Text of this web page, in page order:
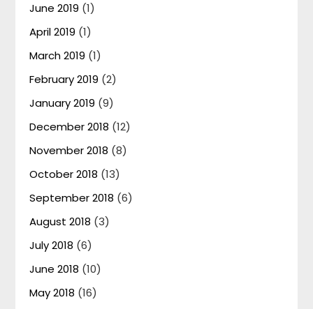
June 2019 (1)
April 2019 (1)
March 2019 (1)
February 2019 (2)
January 2019 (9)
December 2018 (12)
November 2018 (8)
October 2018 (13)
September 2018 (6)
August 2018 (3)
July 2018 (6)
June 2018 (10)
May 2018 (16)